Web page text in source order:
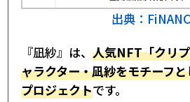
出典：
『凪紗』は、 人気NFT「クリ
ャラクター・凪紗をモチーフ
プロジェクトです。